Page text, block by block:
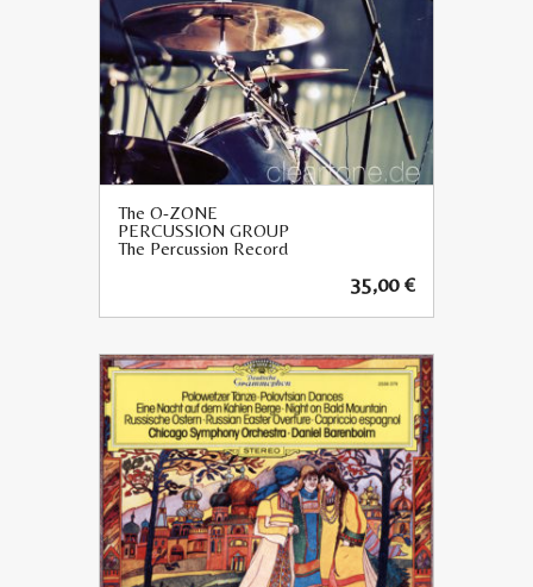
The O-ZONE
PERCUSSION GROUP
The Percussion Record
35,00€